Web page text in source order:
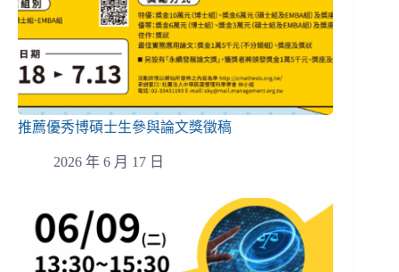
推薦優秀博碩士生參與論文獎徵稿
2026 年 6 月 17 日